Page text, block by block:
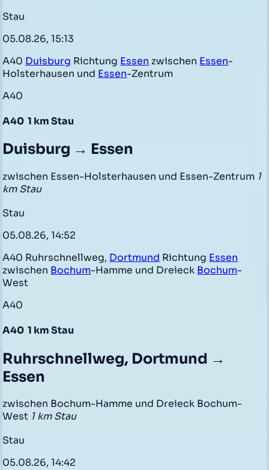
Stau
05.08.26, 15:13
A40 Duisburg Richtung Essen zwischen Essen-
Holsterhausen und Essen-Zentrum
A40
A40 1 km Stau
Duisburg → Essen
zwischen Essen-Holsterhausen und Essen-Zentrum 1
km Stau
Stau
05.08.26, 14:52
A40 Ruhrschnellweg, Dortmund Richtung Essen
zwischen Bochum-Hamme und Dreieck Bochum-
West
A40
A40 1 km Stau
Ruhrschnellweg, Dortmund →
Essen
zwischen Bochum-Hamme und Dreieck Bochum-
West 1 km Stau
Stau
05.08.26, 14:42